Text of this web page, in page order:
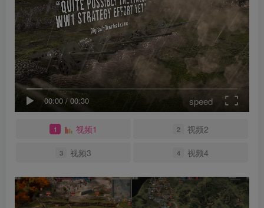
00:00 / 00:30 speed
1 视频1 2 视频2
3 视频3 4 视频4